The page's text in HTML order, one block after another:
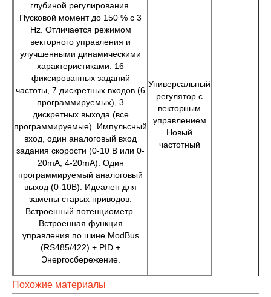
глубиной регулирования.
Пусковой момент до 150 % с 3
Hz. Отличается режимом
векторного управления и
улучшенными динамическими
характеристиками. 16
фиксированных заданий
частоты, 7 дискретных входов (6
программируемых), 3
дискретных выхода (все
программируемые). Импульсный
вход, один аналоговый вход
задания скорости (0-10 В или 0-
20mА, 4-20mА). Один
программируемый аналоговый
выход (0-10В). Идеален для
замены старых приводов.
Встроенный потенциометр.
Встроенная функция
управления по шине ModBus
(RS485/422) + PID +
Энергосбережение.
Универсальный
регулятор с
векторным
управлением
Новый
частотный
Похожие материалы